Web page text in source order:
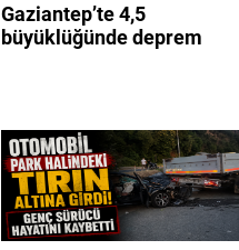
Gaziantep’te 4,5
büyüklüğünde deprem